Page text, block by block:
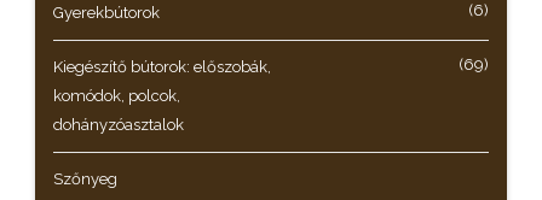
Gyerekbútorok (6)
Kiegészítő bútorok: előszobák,
komódok, polcok,
dohányzóasztalok
(69)
Szőnyeg